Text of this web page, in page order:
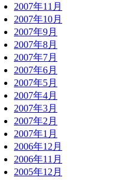
2007年11月
2007年10月
2007年9月
2007年8月
2007年7月
2007年6月
2007年5月
2007年4月
2007年3月
2007年2月
2007年1月
2006年12月
2006年11月
2005年12月